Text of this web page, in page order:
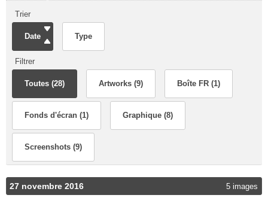
Trier
Date Type
Filtrer
Toutes (28) Artworks (9) Boîte FR (1)
Fonds d'écran (1) Graphique (8)
Screenshots (9)
27 novembre 2016 5 images